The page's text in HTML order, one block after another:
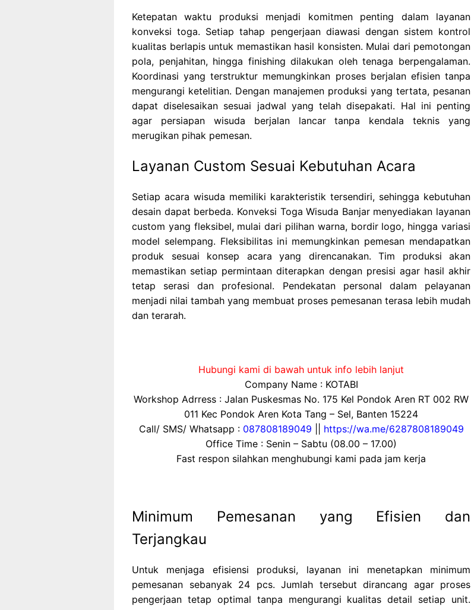
Ketepatan waktu produksi menjadi komitmen penting dalam layanan
konveksi toga. Setiap tahap pengerjaan diawasi dengan sistem kontrol
kualitas berlapis untuk memastikan hasil konsisten. Mulai dari pemotongan
pola, penjahitan, hingga finishing dilakukan oleh tenaga berpengalaman.
Koordinasi yang terstruktur memungkinkan proses berjalan efisien tanpa
mengurangi ketelitian. Dengan manajemen produksi yang tertata, pesanan
dapat diselesaikan sesuai jadwal yang telah disepakati. Hal ini penting
agar persiapan wisuda berjalan lancar tanpa kendala teknis yang
merugikan pihak pemesan.
Layanan Custom Sesuai Kebutuhan Acara
Setiap acara wisuda memiliki karakteristik tersendiri, sehingga kebutuhan
desain dapat berbeda. Konveksi Toga Wisuda Banjar menyediakan layanan
custom yang fleksibel, mulai dari pilihan warna, bordir logo, hingga variasi
model selempang. Fleksibilitas ini memungkinkan pemesan mendapatkan
produk sesuai konsep acara yang direncanakan. Tim produksi akan
memastikan setiap permintaan diterapkan dengan presisi agar hasil akhir
tetap serasi dan profesional. Pendekatan personal dalam pelayanan
menjadi nilai tambah yang membuat proses pemesanan terasa lebih mudah
dan terarah.
Hubungi kami di bawah untuk info lebih lanjut
Company Name : KOTABI
Workshop Adrress : Jalan Puskesmas No. 175 Kel Pondok Aren RT 002 RW
011 Kec Pondok Aren Kota Tang – Sel, Banten 15224
Call/ SMS/ Whatsapp : 087808189049
https://wa.me/6287808189049
Office Time : Senin – Sabtu (08.00 – 17.00)
Fast respon silahkan menghubungi kami pada jam kerja
Minimum Pemesanan yang Efisien dan
Terjangkau
Untuk menjaga efisiensi produksi, layanan ini menetapkan minimum
pemesanan sebanyak 24 pcs. Jumlah tersebut dirancang agar proses
pengerjaan tetap optimal tanpa mengurangi kualitas detail setiap unit.